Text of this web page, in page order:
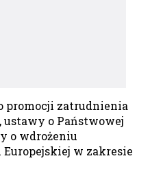
promocji zatrudnienia
o Państwowej
o wdrożeniu
w zakresie